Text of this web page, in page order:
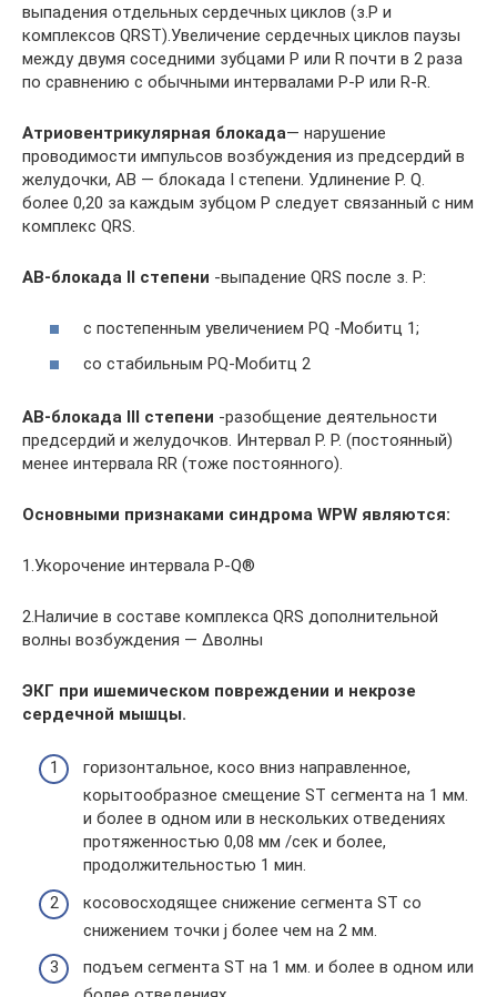
выпадения отдельных сердечных циклов (з.P и
комплексов QRST).Увеличение сердечных циклов паузы
между двумя соседними зубцами P или R почти в 2 раза
по сравнению с обычными интервалами P-P или R-R.
Атриовентрикулярная блокада— нарушение
проводимости импульсов возбуждения из предсердий в
желудочки, АВ — блокада I степени. Удлинение P. Q.
более 0,20 за каждым зубцом Р следует связанный с ним
комплекс QRS.
АВ-блокада II степени -выпадение QRS после з. P:
с постепенным увеличением PQ -Мобитц 1;
со стабильным PQ-Мобитц 2
АВ-блокада III степени -разобщение деятельности
предсердий и желудочков. Интервал P. P. (постоянный)
менее интервала RR (тоже постоянного).
Основными признаками синдрома WPW являются:
1.Укорочение интервала Р-Q®
2.Наличие в составе комплекса QRS дополнительной
волны возбуждения — ∆волны
ЭКГ при ишемическом повреждении и некрозе
сердечной мышцы.
горизонтальное, косо вниз направленное,
корытообразное смещение ST сегмента на 1 мм.
и более в одном или в нескольких отведениях
протяженностью 0,08 мм /сек и более,
продолжительностью 1 мин.
косовосходящее снижение сегмента ST со
снижением точки j более чем на 2 мм.
подъем сегмента ST на 1 мм. и более в одном или